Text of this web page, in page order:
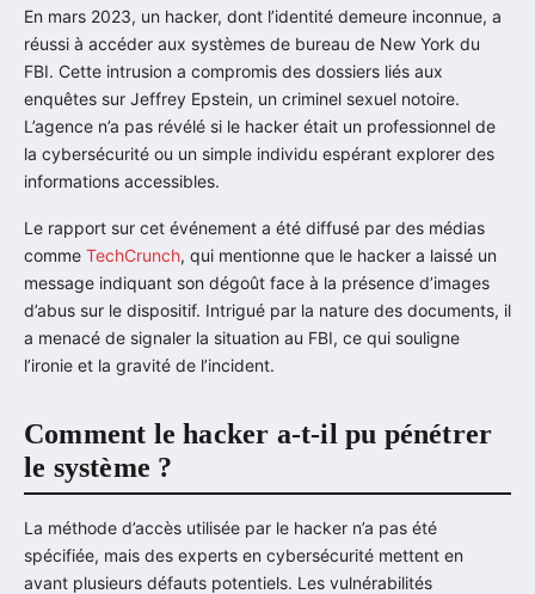
En mars 2023, un hacker, dont l’identité demeure inconnue, a
réussi à accéder aux systèmes de bureau de New York du
FBI. Cette intrusion a compromis des dossiers liés aux
enquêtes sur Jeffrey Epstein, un criminel sexuel notoire.
L’agence n’a pas révélé si le hacker était un professionnel de
la cybersécurité ou un simple individu espérant explorer des
informations accessibles.
Le rapport sur cet événement a été diffusé par des médias
comme TechCrunch, qui mentionne que le hacker a laissé un
message indiquant son dégoût face à la présence d’images
d’abus sur le dispositif. Intrigué par la nature des documents, il
a menacé de signaler la situation au FBI, ce qui souligne
l’ironie et la gravité de l’incident.
Comment le hacker a-t-il pu pénétrer
le système ?
La méthode d’accès utilisée par le hacker n’a pas été
spécifiée, mais des experts en cybersécurité mettent en
avant plusieurs défauts potentiels. Les vulnérabilités